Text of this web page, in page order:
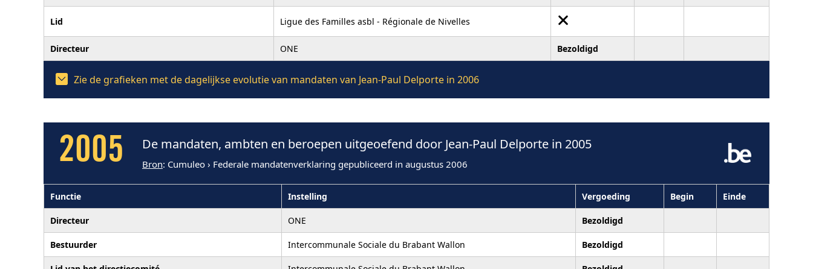
Lid Ligue des Familles asbl - Régionale de Nivelles
Directeur ONE Bezoldigd
Zie de grafieken met de dagelijkse evolutie van mandaten van Jean-Paul Delporte in 2006
2005 De mandaten, ambten en beroepen uitgeoefend door Jean-Paul Delporte in 2005
Bron: Cumuleo › Federale mandatenverklaring gepubliceerd in augustus 2006
Functie Instelling Vergoeding Begin Einde
Directeur ONE Bezoldigd
Bestuurder Intercommunale Sociale du Brabant Wallon Bezoldigd